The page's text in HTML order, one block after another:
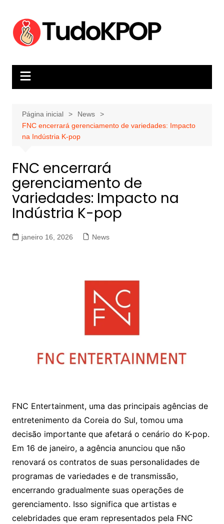
conteúdo
Página inicial
News
FNC encerrará gerenciamento de variedades: Impacto
na Indústria K-pop
FNC encerrará
gerenciamento de
variedades: Impacto na
Indústria K-pop
janeiro 16, 2026 News
FNC Entertainment, uma das principais agências de
entretenimento da Coreia do Sul, tomou uma
decisão importante que afetará o cenário do K-pop.
Em 16 de janeiro, a agência anunciou que não
renovará os contratos de suas personalidades de
programas de variedades e de transmissão,
encerrando gradualmente suas operações de
gerenciamento. Isso significa que artistas e
celebridades que eram representados pela FNC